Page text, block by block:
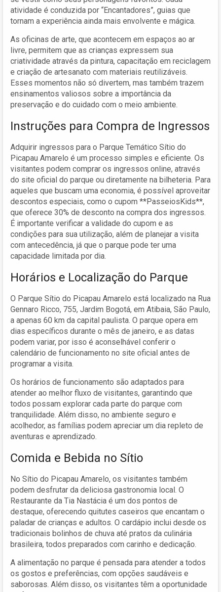
atividade é conduzida por “Encantadores”, guias que
tornam a experiência ainda mais envolvente e mágica.
As oficinas de arte, que acontecem em espaços ao ar
livre, permitem que as crianças expressem sua
criatividade através da pintura, capacitação em reciclagem
e criação de artesanato com materiais reutilizáveis.
Esses momentos não só divertem, mas também trazem
ensinamentos valiosos sobre a importância da
preservação e do cuidado com o meio ambiente.
Instruções para Compra de Ingressos
Adquirir ingressos para o Parque Temático Sítio do
Picapau Amarelo é um processo simples e eficiente. Os
visitantes podem comprar os ingressos online, através
do site oficial do parque ou diretamente na bilheteria. Para
aqueles que buscam uma economia, é possível aproveitar
descontos especiais, como o cupom **PasseiosKids**,
que oferece 30% de desconto na compra dos ingressos.
É importante verificar a validade do cupom e as
condições para sua utilização, além de planejar a visita
com antecedência, já que o parque pode ter uma
capacidade limitada por dia.
Horários e Localização do Parque
O Parque Sítio do Picapau Amarelo está localizado na Rua
Gennaro Ricco, 755, Jardim Bogotá, em Atibaia, São Paulo,
a apenas 60 km da capital paulista. O parque opera em
dias específicos durante o mês de janeiro, e as datas
podem variar, por isso é aconselhável conferir o
calendário de funcionamento no site oficial antes de
programar a visita.
Os horários de funcionamento são adaptados para
atender ao melhor fluxo de visitantes, garantindo que
todos possam explorar cada parte do parque com
tranquilidade. Além disso, no ambiente seguro e
acolhedor, as famílias podem apreciar um dia repleto de
aventuras e aprendizado.
Comida e Bebida no Sítio
No Sítio do Picapau Amarelo, os visitantes também
podem desfrutar da deliciosa gastronomia local. O
Restaurante da Tia Nastácia é um dos pontos de
destaque, oferecendo quitutes caseiros que encantam o
paladar de crianças e adultos. O cardápio inclui desde os
tradicionais bolinhos de chuva até pratos da culinária
brasileira, todos preparados com carinho e dedicação.
A alimentação no parque é pensada para atender a todos
os gostos e preferências, com opções saudáveis e
saborosas. Além disso, os visitantes têm a oportunidade